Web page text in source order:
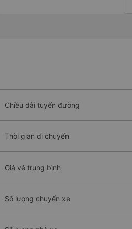
Chiều dài tuyến đường
Thời gian di chuyển
Giá vé trung bình
Số lượng chuyến xe